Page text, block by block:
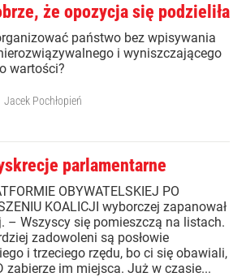
że opozycja się podzieliła
państwo bez wpisywania
i wyniszczającego
wartości?
Jacek Pochłopień
parlamentarne
OBYWATELSKIEJ PO
KOALICJI wyborczej zapanował
– Wszyscy się pomieszczą na listach.
zadowoleni są posłowie
i trzeciego rzędu, bo ci się obawiali,
zabierze im miejsca. Już w czasie...